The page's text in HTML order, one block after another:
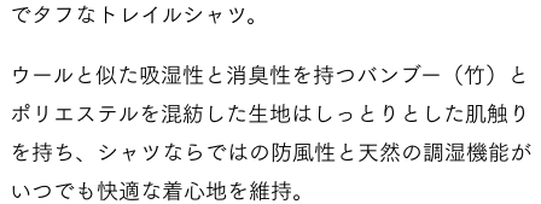
でタフなトレイルシャツ。
ウールと似た吸湿性と消臭性を持つバンブー（竹）と
ポリエステルを混紡した生地はしっとりとした肌触り
を持ち、シャツならではの防風性と天然の調湿機能が
いつでも快適な着心地を維持。